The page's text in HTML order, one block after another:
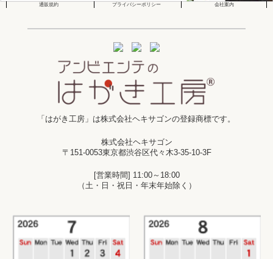
通販規約 プライバシーポリシー 会社案内
「はがき工房」は株式会社ヘキサゴンの登録商標です。
株式会社ヘキサゴン
〒151-0053東京都渋谷区代々木3-35-10-3F
[営業時間] 11:00～18:00
（土・日・祝日・年末年始除く）